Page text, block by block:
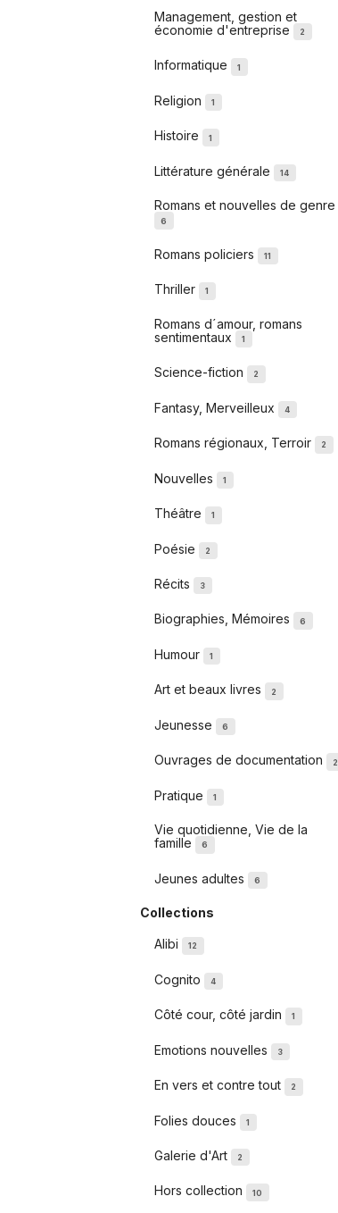
Management, gestion et
économie d'entreprise
2
Informatique 1
Religion 1
Histoire 1
Littérature générale 14
Romans et nouvelles de genre
6
Romans policiers 11
Thriller 1
Romans d´amour, romans
sentimentaux
1
Science-fiction 2
Fantasy, Merveilleux 4
Romans régionaux, Terroir 2
Nouvelles 1
Théâtre 1
Poésie 2
Récits 3
Biographies, Mémoires 6
Humour 1
Art et beaux livres 2
Jeunesse 6
Ouvrages de documentation 2
Pratique 1
Vie quotidienne, Vie de la
famille
6
Jeunes adultes 6
Collections
Alibi 12
Cognito 4
Côté cour, côté jardin 1
Emotions nouvelles 3
En vers et contre tout 2
Folies douces 1
Galerie d'Art 2
Hors collection 10